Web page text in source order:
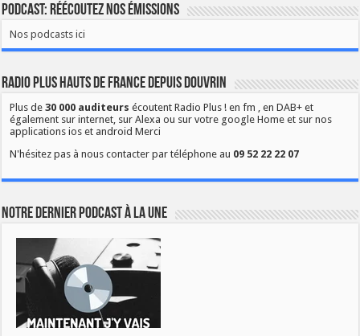
Podcast: Réécoutez nos émissions
Nos podcasts ici
Radio Plus Hauts de France depuis Douvrin
Plus de30 000 auditeurs écoutent Radio Plus ! en fm , en DAB+ et
également sur internet, sur Alexa ou sur votre google Home et sur nos
applications ios et android Merci
N'hésitez pas à nous contacter par téléphone au 09 52 22 22 07
Notre dernier podcast à la une